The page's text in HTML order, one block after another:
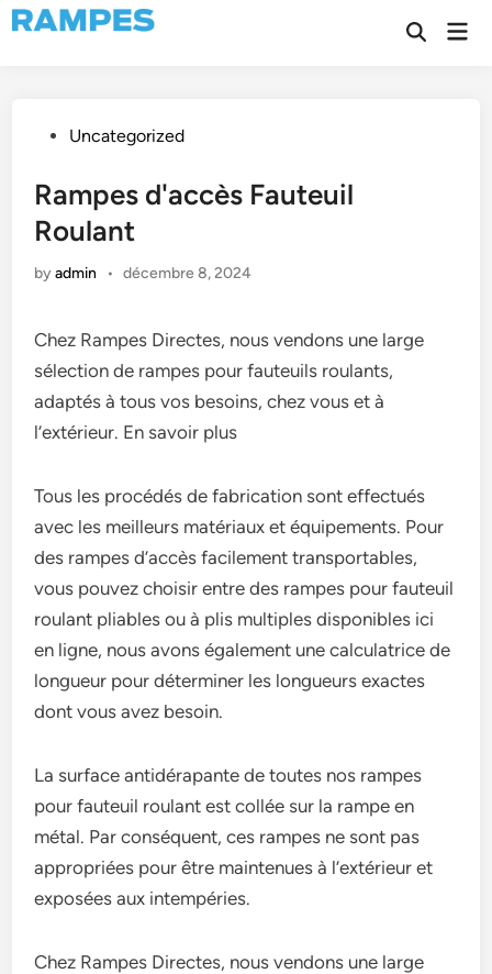
Skip
to
Open
PostedUncategorized
Rampes d'accès Fauteuil
Roulant
byadmin • décembre 8, 2024
Chez Rampes Directes, nous vendons une large
sélection de rampes pour fauteuils roulants,
adaptés à tous vos besoins, chez vous et à
l’extérieur. En savoir plus
Tous les procédés de fabrication sont effectués
avec les meilleurs matériaux et équipements. Pour
des rampes d’accès facilement transportables,
vous pouvez choisir entre des rampes pour fauteuil
roulant pliables ou à plis multiples disponibles ici
en ligne, nous avons également une calculatrice de
longueur pour déterminer les longueurs exactes
dont vous avez besoin.
La surface antidérapante de toutes nos rampes
pour fauteuil roulant est collée sur la rampe en
métal. Par conséquent, ces rampes ne sont pas
appropriées pour être maintenues à l’extérieur et
exposées aux intempéries.
Chez Rampes Directes, nous vendons une large